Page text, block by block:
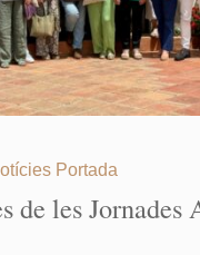
Portada
de les